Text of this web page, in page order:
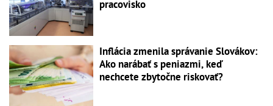
pracovisko
Inflácia zmenila správanie Slovákov:
Ako narábať s peniazmi, keď
nechcete zbytočne riskovať?